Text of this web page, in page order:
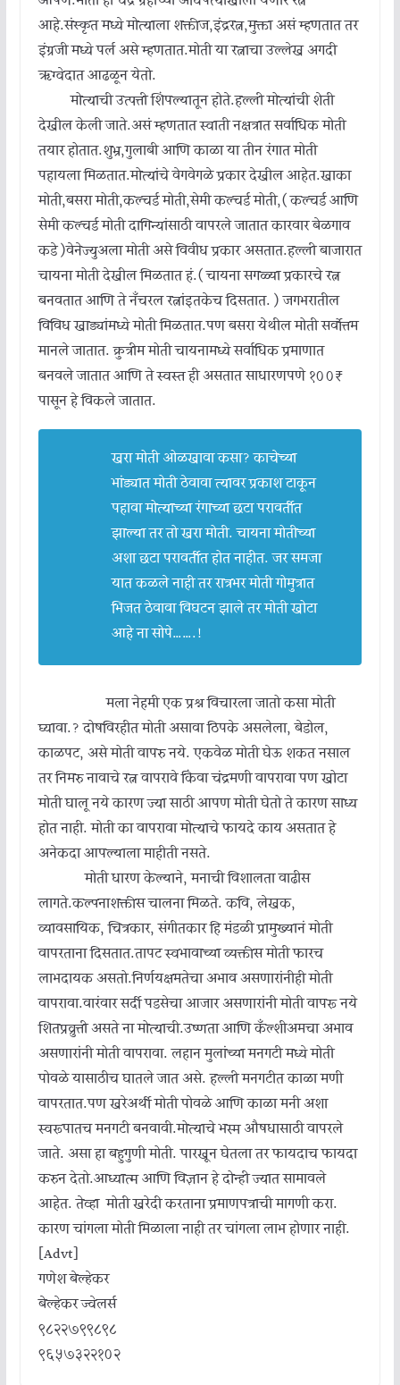
आहे.संस्कृत मध्ये मोत्याला शक्तीज,इंद्ररत्न,मुक्ता असं म्हणतात तर
इंग्रजी मध्ये पर्ल असे म्हणतात.मोती या रत्नाचा उल्लेख अगदी
ऋग्वेदात आढळून येतो.
मोत्याची उत्पत्ती शिंपल्यातून होते.हल्ली मोत्यांची शेती
देखील केली जाते.असं म्हणतात स्वाती नक्षत्रात सर्वाधिक मोती
तयार होतात.शुभ्र,गुलाबी आणि काळा या तीन रंगात मोती
पहायला मिळतात.मोत्यांचे वेगवेगळे प्रकार देखील आहेत.खाका
मोती,बसरा मोती,कल्चर्ड मोती,सेमी कल्चर्ड मोती,( कल्चर्ड आणि
सेमी कल्चर्ड मोती दागिन्यांसाठी वापरले जातात कारवार बेळगाव
कडे )वेनेज्युअला मोती असे विवीध प्रकार असतात.हल्ली बाजारात
चायना मोती देखील मिळतात हं.( चायना सगळ्या प्रकारचे रत्न
बनवतात आणि ते नँचरल रत्नांइतकेच दिसतात. ) जगभरातील
विविध खाड्यांमध्ये मोती मिळतात.पण बसरा येथील मोती सर्वोत्तम
मानले जातात. क्रुत्रीम मोती चायनामध्ये सर्वाधिक प्रमाणात
बनवले जातात आणि ते स्वस्त ही असतात साधारणपणे १००₹
पासून हे विकले जातात.
खरा मोती ओळखावा कसा? काचेच्या
भांड्यात मोती ठेवावा त्यावर प्रकाश टाकून
पहावा मोत्याच्या रंगाच्या छटा परावर्तीत
झाल्या तर तो खरा मोती. चायना मोतीच्या
अशा छटा परावर्तीत होत नाहीत. जर समजा
यात कळले नाही तर रात्रभर मोती गोमुत्रात
भिजत ठेवावा विघटन झाले तर मोती खोटा
आहे ना सोपे…….!
मला नेहमी एक प्रश्न विचारला जातो कसा मोती
घ्यावा.? दोषविरहीत मोती असावा ठिपके असलेला, बेडोल,
काळपट, असे मोती वापरु नये. एकवेळ मोती घेऊ शकत नसाल
तर निमरु नावाचे रत्न वापरावे किंवा चंद्रमणी वापरावा पण खोटा
मोती घालू नये कारण ज्या साठी आपण मोती घेतो ते कारण साध्य
होत नाही. मोती का वापरावा मोत्याचे फायदे काय असतात हे
अनेकदा आपल्याला माहीती नसते.
मोती धारण केल्याने, मनाची विशालता वाढीस
लागते.कल्पनाशक्तीस चालना मिळते. कवि, लेखक,
व्यावसायिक, चित्रकार, संगीतकार हि मंडळी प्रामुख्यानं मोती
वापरताना दिसतात.तापट स्वभावाच्या व्यक्तीस मोती फारच
लाभदायक असतो.निर्णयक्षमतेचा अभाव असणारांनीही मोती
वापरावा.वारंवार सर्दी पडसेचा आजार असणारांनी मोती वापरू नये
शितप्रव्रुत्ती असते ना मोत्याची.उष्णता आणि कँल्शीअमचा अभाव
असणारांनी मोती वापरावा. लहान मुलांच्या मनगटी मध्ये मोती
पोवळे यासाठीच घातले जात असे. हल्ली मनगटीत काळा मणी
वापरतात.पण खरेअर्थी मोती पोवळे आणि काळा मनी अशा
स्वरूपातच मनगटी बनवावी.मोत्याचे भस्म औषधासाठी वापरले
जाते. असा हा बहुगुणी मोती. पारखून घेतला तर फायदाच फायदा
करुन देतो.आध्यात्म आणि विज्ञान हे दोन्ही ज्यात सामावले
आहेत. तेव्हा मोती खरेदी करताना प्रमाणपत्राची मागणी करा.
कारण चांगला मोती मिळाला नाही तर चांगला लाभ होणार नाही.
[Advt]
गणेश बेल्हेकर
बेल्हेकर ज्वेलर्स
९८२२७९९८९८
९६५७३२२१०२